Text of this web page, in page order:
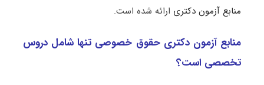
منابع آزمون دکتری ارائه شده است.
منابع آزمون دکتری حقوق خصوصی تنها شامل دروس
تخصصی است؟